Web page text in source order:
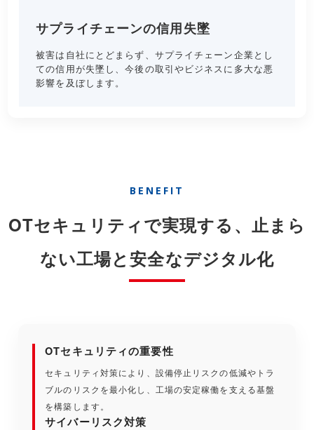
サプライチェーンの信用失墜
被害は自社にとどまらず、サプライチェーン企業とし
ての信用が失墜し、今後の取引やビジネスに多大な悪
影響を及ぼします。
BENEFIT
OTセキュリティで実現する、止まら
ない工場と安全なデジタル化
OTセキュリティの重要性
セキュリティ対策により、設備停止リスクの低減やトラ
ブルのリスクを最小化し、工場の安定稼働を支える基盤
を構築します。
サイバーリスク対策